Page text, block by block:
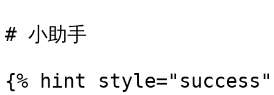
# 小助手
{% hint style="success"